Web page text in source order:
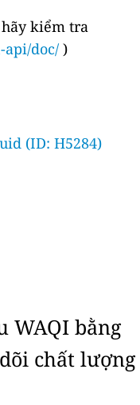
kiểm tra
api/doc/ )
(ID: H5284)
WAQI bằng
chất lượng